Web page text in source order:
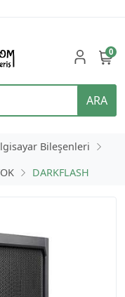
ARA
0
Bileşenleri
DARKFLASH